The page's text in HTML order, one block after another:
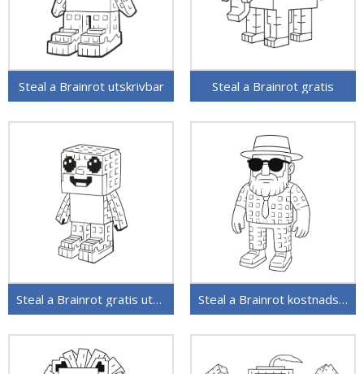
Steal a Brainrot utskrivbar Steal a Brainrot gratis
Steal a Brainrot gratis utskrivbar Steal a Brainrot kostnadsfritt